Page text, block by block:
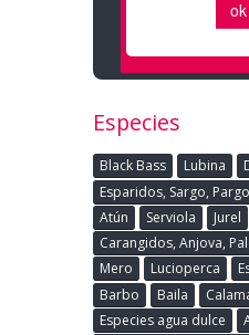
Especies
Black Bass Lubina
Esparidos, Sargo,
Atún
Serviola
Jurel
Carangidos, Anjova,
Mero
Lucioperca
Barbo
Baila
Especies agua dulce